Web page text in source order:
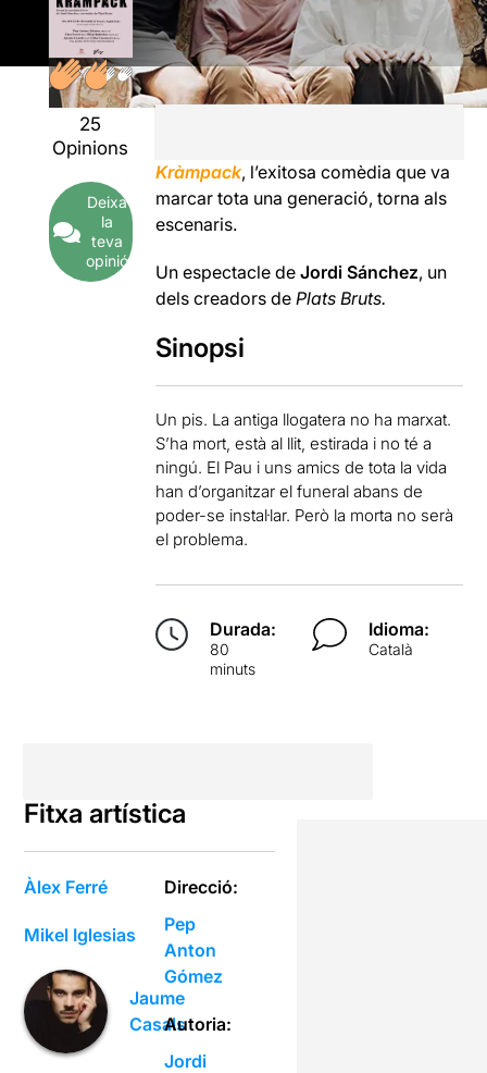
25
Opinions
Deixa
la
teva
opinió
Kràmpack, l’exitosa comèdia que va
marcar tota una generació, torna als
escenaris.
Un espectacle deJordi Sánchez, un
dels creadors dePlats Bruts.
Sinopsi
Un pis. La antiga llogatera no ha marxat.
S’ha mort, està al llit, estirada i no té a
ningú. El Pau i uns amics de tota la vida
han d’organitzar el funeral abans de
poder-se instal·lar. Però la morta no serà
el problema.
Durada:
80
minuts
Idioma:
Català
Fitxa artística
Àlex Ferré
Mikel Iglesias
Jaume
Casals
Direcció:
Pep
Anton
Gómez
Autoria:
Jordi